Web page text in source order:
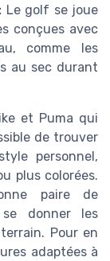
Le golf se joue
conçues avec
comme les
au sec durant
et Puma qui
de trouver
personnel,
plus colorées.
paire de
donner les
Pour en
adaptées à